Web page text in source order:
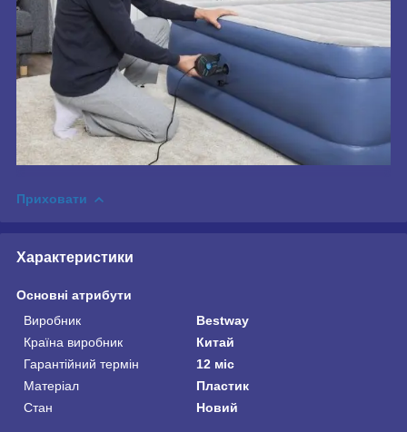
Приховати
Характеристики
Основні атрибути
Виробник
Bestway
Країна виробник
Китай
Гарантійний термін
12 міс
Матеріал
Пластик
Стан
Новий